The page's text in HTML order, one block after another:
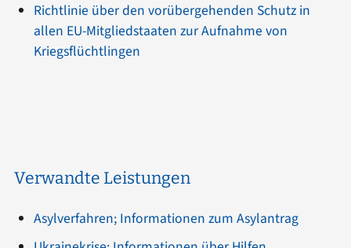
Richtlinie über den vorübergehenden Schutz in
allen EU-Mitgliedstaaten zur Aufnahme von
Kriegsflüchtlingen
Verwandte Leistungen
Asylverfahren; Informationen zum Asylantrag